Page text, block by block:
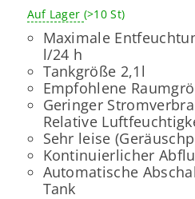
Auf Lager (>10 St)
Maximale
l/24 h
Tankgröße 2,1l
Empfohlene
Geringer
Relative
Sehr leise
Kontinuierlicher
Automatische
Tank